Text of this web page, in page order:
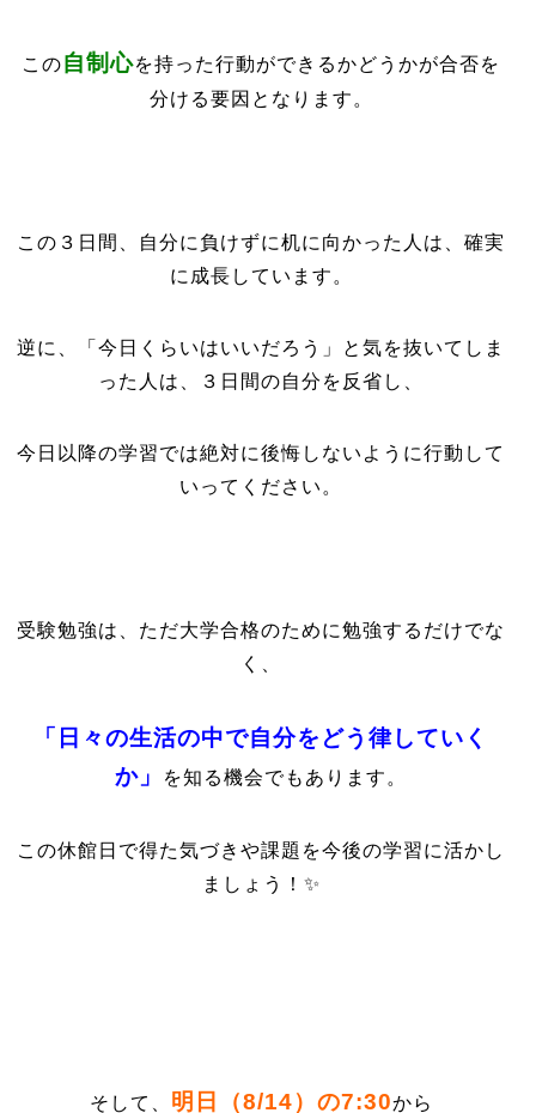
この自制心を持った行動ができるかどうかが合否を
分ける要因となります。
この３日間、自分に負けずに机に向かった人は、確実
に成長しています。
逆に、「今日くらいはいいだろう」と気を抜いてしま
った人は、３日間の自分を反省し、
今日以降の学習では絶対に後悔しないように行動して
いってください。
受験勉強は、ただ大学合格のために勉強するだけでな
く、
「日々の生活の中で自分をどう律していく
か」
を知る機会でもあります。
この休館日で得た気づきや課題を今後の学習に活かし
ましょう！✨
そして、 明日（8/14）の7:30から